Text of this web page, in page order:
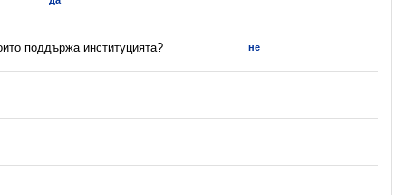
поддържа институцията? не